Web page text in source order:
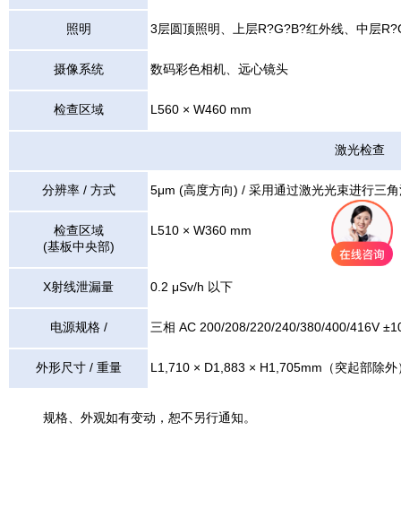
照明 3层圆顶照明、上层R?G?B?红外线、中层
摄像系统 数码彩色相机、远心镜头
检查区域 L560 × W460 mm
激光检查
分辨率 / 方式 5μm (高度方向) / 采用通过激光光束进行三
检查区域
(基板中央部)
L510 × W360 mm
X射线泄漏量 0.2 μSv/h 以下
电源规格 / 三相 AC 200/208/220/240/380/400/416V
外形尺寸 / 重量 L1,710 × D1,883 × H1,705mm（突起部除
规格、外观如有变动，恕不另行通知。